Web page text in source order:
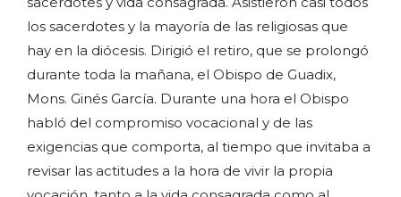
los sacerdotes y la mayoría de las religiosas que
hay en la diócesis. Dirigió el retiro, que se prolongó
durante toda la mañana, el Obispo de Guadix,
Mons. Ginés García. Durante una hora el Obispo
habló del compromiso vocacional y de las
exigencias que comporta, al tiempo que invitaba a
revisar las actitudes a la hora de vivir la propia